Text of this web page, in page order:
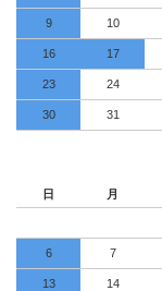
9 10
16 17
23 24
30 31
日 月
6 7
13 14